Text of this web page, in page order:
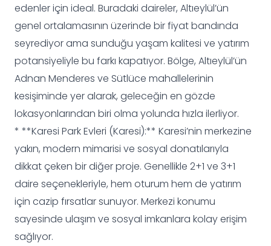
edenler için ideal. Buradaki daireler, Altıeylül’ün
genel ortalamasının üzerinde bir fiyat bandında
seyrediyor ama sunduğu yaşam kalitesi ve yatırım
potansiyeliyle bu farkı kapatıyor. Bölge, Altıeylül’ün
Adnan Menderes ve Sütlüce mahallelerinin
kesişiminde yer alarak, geleceğin en gözde
lokasyonlarından biri olma yolunda hızla ilerliyor.
* **Karesi Park Evleri (Karesi):** Karesi’nin merkezine
yakın, modern mimarisi ve sosyal donatılarıyla
dikkat çeken bir diğer proje. Genellikle 2+1 ve 3+1
daire seçenekleriyle, hem oturum hem de yatırım
için cazip fırsatlar sunuyor. Merkezi konumu
sayesinde ulaşım ve sosyal imkanlara kolay erişim
sağlıyor.